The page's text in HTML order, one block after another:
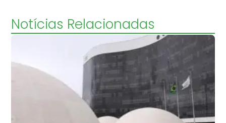
Notícias Relacionadas